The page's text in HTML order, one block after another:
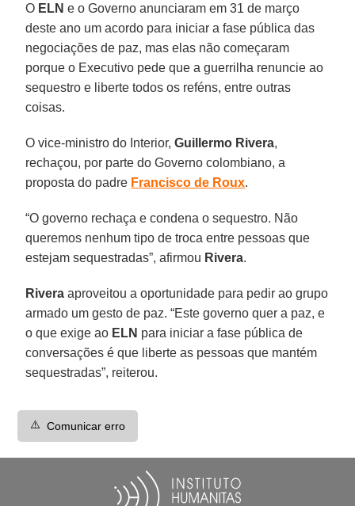
O ELN e o Governo anunciaram em 31 de março
deste ano um acordo para iniciar a fase pública das
negociações de paz, mas elas não começaram
porque o Executivo pede que a guerrilha renuncie ao
sequestro e liberte todos os reféns, entre outras
coisas.
O vice-ministro do Interior,Guillermo Rivera,
rechaçou, por parte do Governo colombiano, a
proposta do padre Francisco de Roux.
“O governo rechaça e condena o sequestro. Não
queremos nenhum tipo de troca entre pessoas que
estejam sequestradas”, afirmou Rivera.
Rivera aproveitou a oportunidade para pedir ao grupo
armado um gesto de paz. “Este governo quer a paz, e
o que exige ao ELN para iniciar a fase pública de
conversações é que liberte as pessoas que mantém
sequestradas”, reiterou.
⚠️ Comunicar erro